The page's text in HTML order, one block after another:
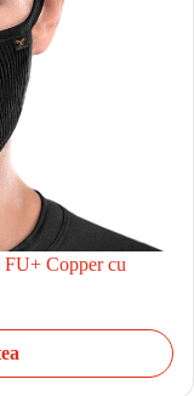
FU+ Copper cu